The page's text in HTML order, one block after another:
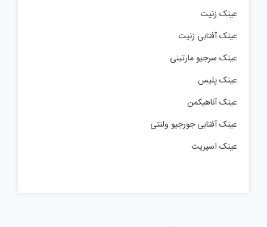
عینک زنیت
عینک آفتابی زنیت
عینک سرجیو مارتینی
عینک پلیس
عینک آناهیکمن
عینک آفتابی جورجیو ولنتی
عینک اسپریت